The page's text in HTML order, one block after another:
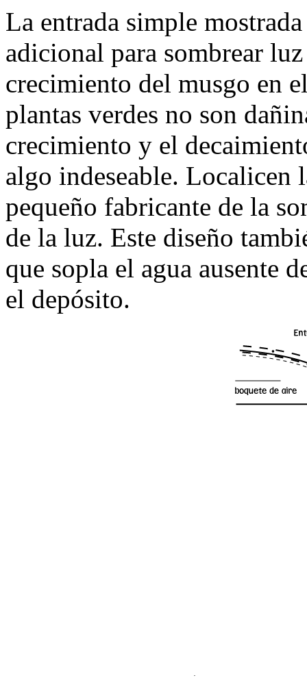
La entrada simple
adicional para sombrear
crecimiento del musgo en
plantas verdes no son
crecimiento y el
algo indeseable. Localicen
pequeño fabricante de la
de la luz. Este diseño
que sopla el agua ausente
el depósito.